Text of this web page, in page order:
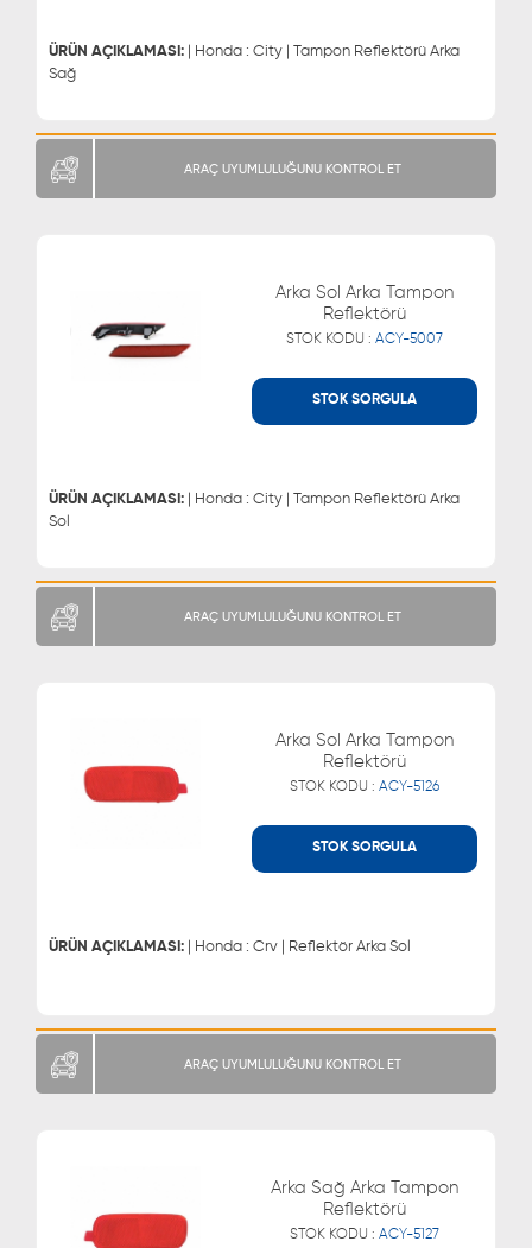
ÜRÜN AÇIKLAMASI: | Honda : City | Tampon Reflektörü Arka
Sağ
0543 329 21 55
ARAÇ UYUMLULUĞUNU KONTROL ET
Arka Sol Arka Tampon
Reflektörü
STOK KODU : ACY-5007
STOK SORGULA
ÜRÜN AÇIKLAMASI: | Honda : City | Tampon Reflektörü Arka
Sol
0543 329 21 55
ARAÇ UYUMLULUĞUNU KONTROL ET
Arka Sol Arka Tampon
Reflektörü
STOK KODU : ACY-5126
STOK SORGULA
ÜRÜN AÇIKLAMASI: | Honda : Crv | Reflektör Arka Sol
0543 329 21 55
ARAÇ UYUMLULUĞUNU KONTROL ET
Arka Sağ Arka Tampon
Reflektörü
STOK KODU : ACY-5127